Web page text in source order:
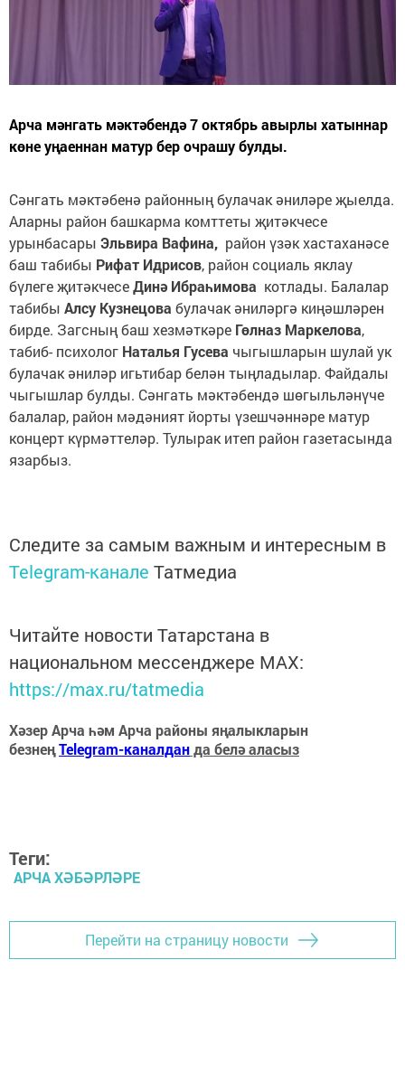
Арча мәнгать мәктәбендә 7 октябрь авырлы хатыннар
көне уңаеннан матур бер очрашу булды.
Сәнгать мәктәбенә районның булачак әниләре җыелда.
Аларны район башкарма комттеты җитәкчесе
урынбасары Эльвира Вафина, район үзәк хастаханәсе
баш табибы Рифат Идрисов, район социаль яклау
бүлеге җитәкчесеДинә Ибраһимова котлады. Балалар
табибы Алсу Кузнецова булачак әниләргә киңәшләрен
бирде. Загсның баш хезмәткәре Гөлназ Маркелова,
табиб- психолог Наталья Гусева чыгышларын шулай ук
булачак әниләр игьтибар белән тыңладылар. Файдалы
чыгышлар булды. Сәнгать мәктәбендә шөгыльләнүче
балалар, район мәдәният йорты үзешчәннәре матур
концерт күрмәттеләр. Тулырак итеп район газетасында
язарбыз.
Следите за самым важным и интересным в
Telegram-канале Татмедиа
Читайте новости Татарстана в
национальном мессенджере MАХ:
https://max.ru/tatmedia
Хәзер Арча һәм Арча районы яңалыкларын
безнеңTelegram-каналданда белә аласыз
Теги:
АРЧА ХӘБӘРЛӘРЕ
Перейти на страницу новости